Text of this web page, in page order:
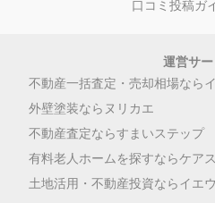
口コミ投稿ガ
運営サー
不動産一括査定・売却相場なら
外壁塗装ならヌリカエ
不動産査定ならすまいステップ
有料老人ホームを探すならケア
土地活用・不動産投資ならイエ